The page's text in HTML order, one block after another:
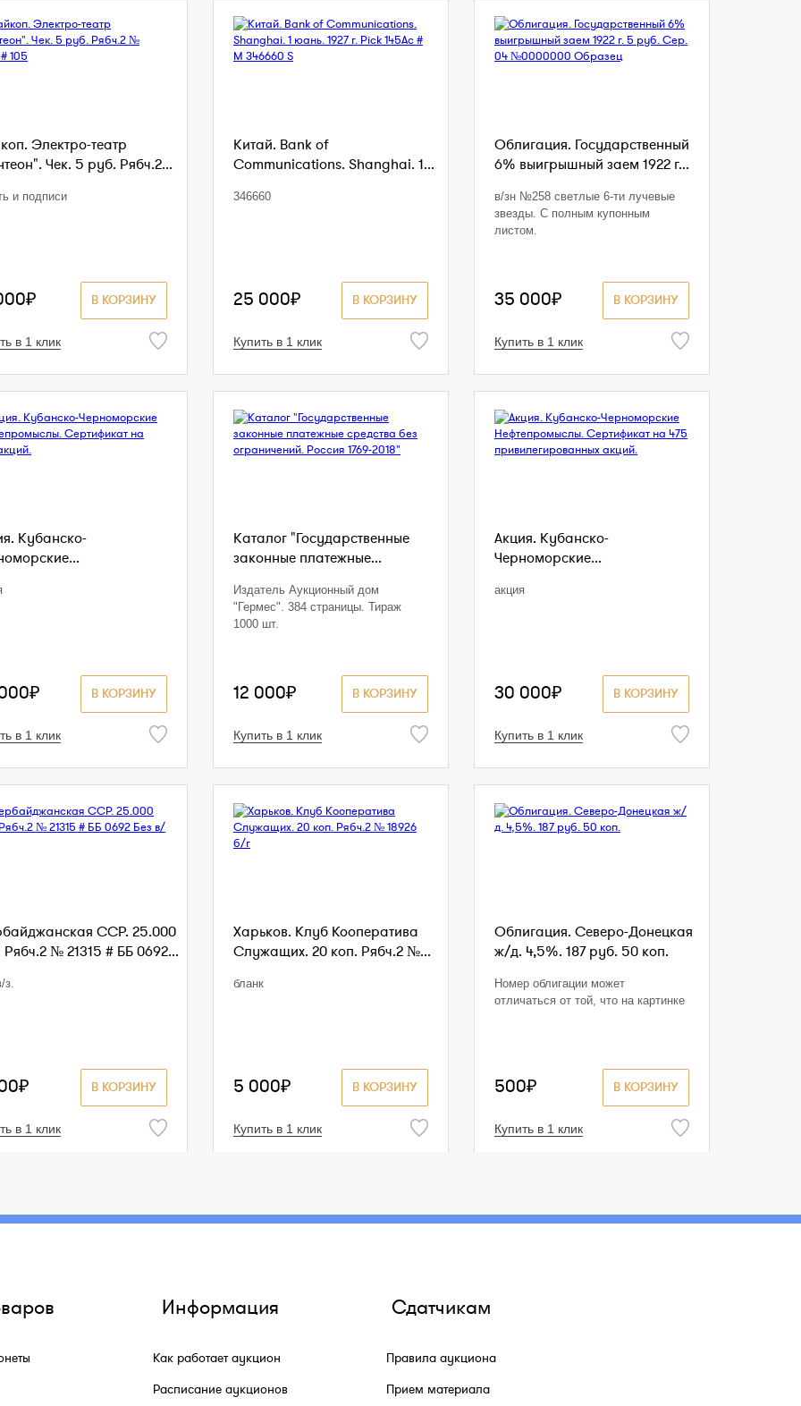
Электро-театр
Чек. 5 руб. Рябч.2...
и подписи
В КОРЗИНУ
в 1 клик
Китай. Bank of
Communications. Shanghai. 1...
346660
В КОРЗИНУ
25 000₽
Купить в 1 клик
Облигация. Государственный
6% выигрышный заем 1922 г...
в/зн №258 светлые 6-ти лучевые
звезды. С полным купонным
листом.
В КОРЗИНУ
35 000₽
Купить в 1 клик
Кубанско-
В КОРЗИНУ
в 1 клик
Каталог "Государственные
законные платежные...
Издатель Аукционный дом
"Гермес". 384 страницы. Тираж
1000 шт.
В КОРЗИНУ
12 000₽
Купить в 1 клик
Акция. Кубанско-
Черноморские...
акция
В КОРЗИНУ
30 000₽
Купить в 1 клик
ССР. 25.000
№ 21315 # ББ 0692...
з.
В КОРЗИНУ
в 1 клик
Харьков. Клуб Кооператива
Служащих. 20 коп. Рябч.2 №...
бланк
В КОРЗИНУ
5 000₽
Купить в 1 клик
Облигация. Северо-Донецкая
ж/д. 4,5%. 187 руб. 50 коп.
Номер облигации может
отличаться от той, что на картинке
В КОРЗИНУ
500₽
Купить в 1 клик
Информация
Как работает аукцион
Расписание аукционов
Сдатчикам
Правила аукциона
Прием материала